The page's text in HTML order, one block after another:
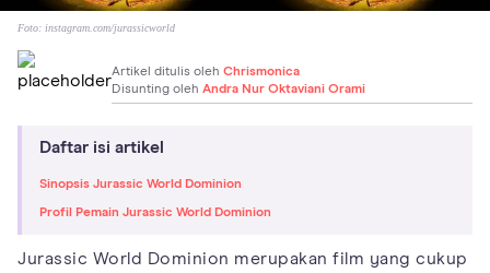
Foto: instagram.com/jurassicworld
Artikel ditulis oleh Chrismonica
Disunting oleh Andra Nur Oktaviani Orami
Daftar isi artikel
Sinopsis Jurassic World Dominion
Profil Pemain Jurassic World Dominion
Jurassic World Dominion merupakan film yang cukup